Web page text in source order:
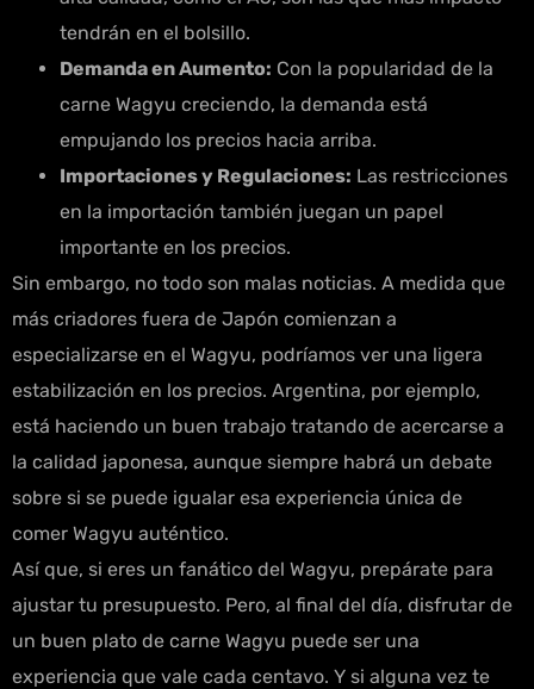
tendrán en el bolsillo.
Demanda en Aumento: Con la popularidad de la
carne Wagyu creciendo, la demanda está
empujando los precios hacia arriba.
Importaciones y Regulaciones: Las restricciones
en la importación también juegan un papel
importante en los precios.
Sin embargo, no todo son malas noticias. A medida que
más criadores fuera de Japón comienzan a
especializarse en el Wagyu, podríamos ver una ligera
estabilización en los precios. Argentina, por ejemplo,
está haciendo un buen trabajo tratando de acercarse a
la calidad japonesa, aunque siempre habrá un debate
sobre si se puede igualar esa experiencia única de
comer Wagyu auténtico.
Así que, si eres un fanático del Wagyu, prepárate para
ajustar tu presupuesto. Pero, al final del día, disfrutar de
un buen plato de carne Wagyu puede ser una
experiencia que vale cada centavo. Y si alguna vez te